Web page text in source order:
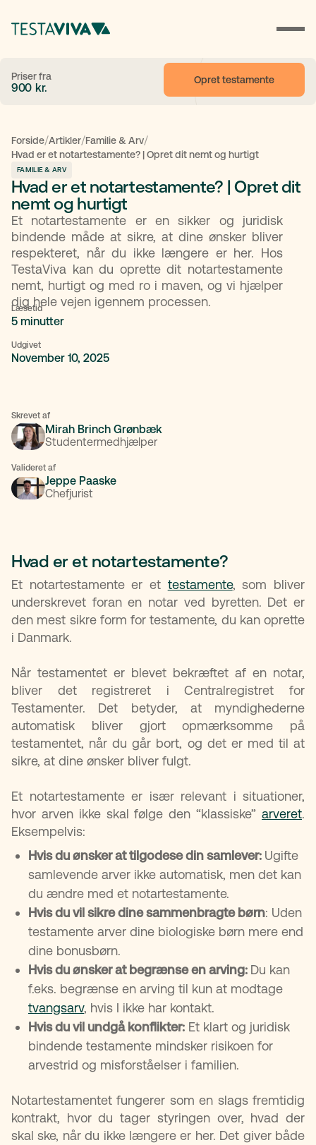
Priser fra
900 kr.
Opret testamente
Forside/Artikler/Familie & Arv/
Hvad er et notartestamente? | Opret dit nemt og hurtigt
FAMILIE & ARV
Hvad er et notartestamente? | Opret dit
nemt og hurtigt
Et notartestamente er en sikker og juridisk
bindende måde at sikre, at dine ønsker bliver
respekteret, når du ikke længere er her. Hos
TestaViva kan du oprette dit notartestamente
nemt, hurtigt og med ro i maven, og vi hjælper
dig hele vejen igennem processen.
Læsetid
5 minutter
Udgivet
November 10, 2025
Skrevet af
Mirah Brinch Grønbæk
Studentermedhjælper
Valideret af
Jeppe Paaske
Chefjurist
Hvad er et notartestamente?
Et notartestamente er et testamente, som bliver
underskrevet foran en notar ved byretten. Det er
den mest sikre form for testamente, du kan oprette
i Danmark.
Når testamentet er blevet bekræftet af en notar,
bliver det registreret i Centralregistret for
Testamenter. Det betyder, at myndighederne
automatisk bliver gjort opmærksomme på
testamentet, når du går bort, og det er med til at
sikre, at dine ønsker bliver fulgt.
Et notartestamente er især relevant i situationer,
hvor arven ikke skal følge den “klassiske” arveret.
Eksempelvis:
Hvis du ønsker at tilgodese din samlever: Ugifte
samlevende arver ikke automatisk, men det kan
du ændre med et notartestamente.
Hvis du vil sikre dine sammenbragte børn: Uden
testamente arver dine biologiske børn mere end
dine bonusbørn.
Hvis du ønsker at begrænse en arving: Du kan
f.eks. begrænse en arving til kun at modtage
tvangsarv, hvis I ikke har kontakt.
Hvis du vil undgå konflikter: Et klart og juridisk
bindende testamente mindsker risikoen for
arvestrid og misforståelser i familien.
Notartestamentet fungerer som en slags fremtidig
kontrakt, hvor du tager styringen over, hvad der
skal ske, når du ikke længere er her. Det giver både